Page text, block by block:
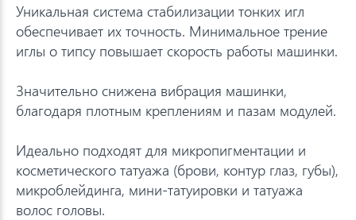
Уникальная система стабилизации тонких игл
обеспечивает их точность. Минимальное трение
иглы о типсу повышает скорость работы машинки.
Значительно снижена вибрация машинки,
благодаря плотным креплениям и пазам модулей.
Идеально подходят для микропигментации и
косметического татуажа (брови, контур глаз, губы),
микроблейдинга, мини-татуировки и татуажа
волос головы.